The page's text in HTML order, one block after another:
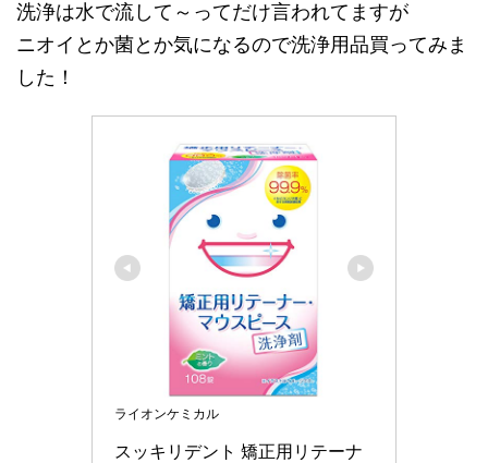
洗浄は水で流して～ってだけ言われてますが
ニオイとか菌とか気になるので洗浄用品買ってみま
した！
ライオンケミカル
スッキリデント 矯正用リテーナ